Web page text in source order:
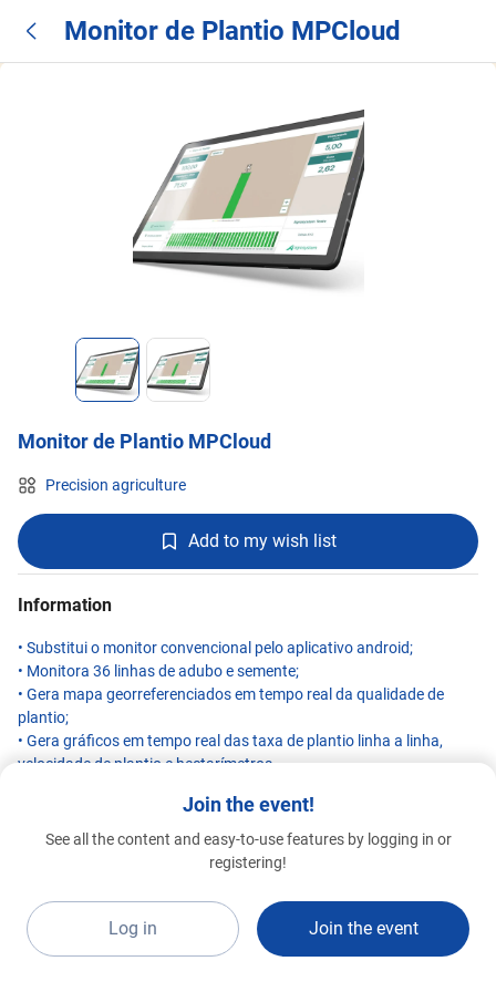
Monitor de Plantio MPCloud
Monitor de Plantio MPCloud
Precision agriculture
Add to my wish list
Information
• Substitui o monitor convencional pelo aplicativo android;
• Monitora 36 linhas de adubo e semente;
• Gera mapa georreferenciados em tempo real da qualidade de
plantio;
• Gera gráficos em tempo real das taxa de plantio linha a linha,
velocidade de plantio e hectarímetros.
Join the event!
See all the content and easy-to-use features by logging in or
registering!
Log in Join the event